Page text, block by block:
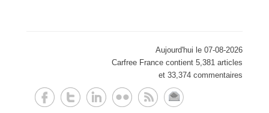
Aujourd'hui le 07-08-2026
Carfree France contient 5,381 articles
et 33,374 commentaires